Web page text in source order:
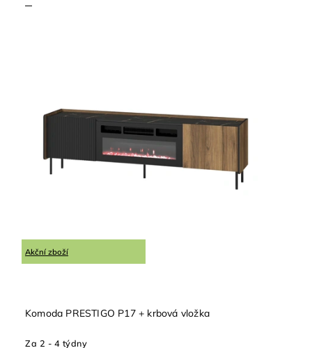
Akční zboží
Komoda PRESTIGO P17 + krbová vložka
Za 2 - 4 týdny